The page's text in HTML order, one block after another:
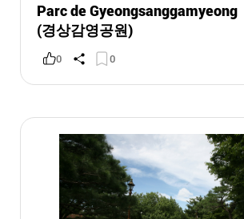
Parc de Gyeongsanggamyeong
(경상감영공원)
0 0